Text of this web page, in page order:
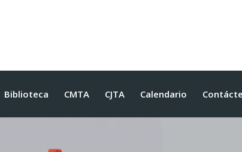
Biblioteca CMTA CJTA Calendario